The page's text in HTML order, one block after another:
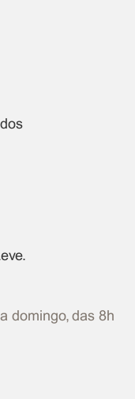
domingo, das 8h